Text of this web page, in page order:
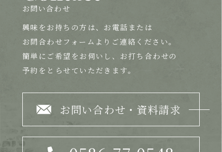
お問い合わせ
興味をお持ちの方は、 お電話または
お問合わせフォームよりご連絡ください。
簡単にご希望をお伺いし、お打ち合わせの
予約をとらせていただきます。
お問い合わせ・資料請求